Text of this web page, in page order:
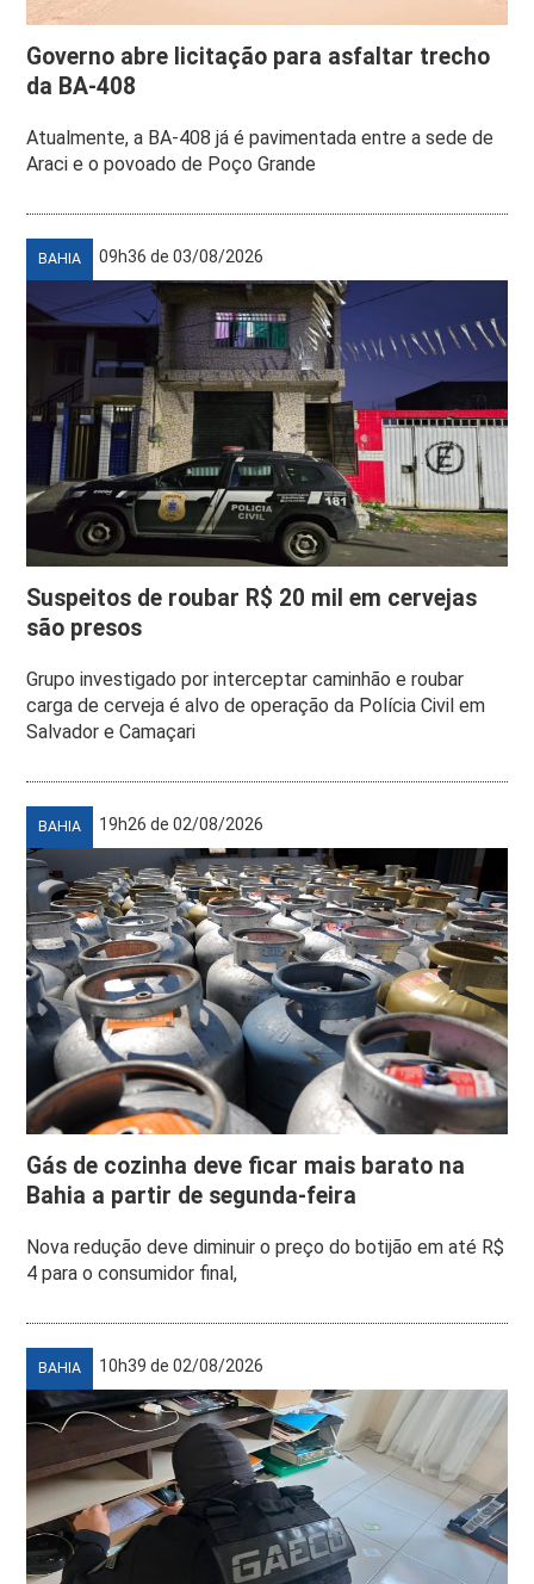
Governo abre licitação para asfaltar trecho
da BA-408
Atualmente, a BA-408 já é pavimentada entre a sede de
Araci e o povoado de Poço Grande
BAHIA 09h36 de 03/08/2026
Suspeitos de roubar R$ 20 mil em cervejas
são presos
Grupo investigado por interceptar caminhão e roubar
carga de cerveja é alvo de operação da Polícia Civil em
Salvador e Camaçari
BAHIA 19h26 de 02/08/2026
Gás de cozinha deve ficar mais barato na
Bahia a partir de segunda-feira
Nova redução deve diminuir o preço do botijão em até R$
4 para o consumidor final,
BAHIA 10h39 de 02/08/2026